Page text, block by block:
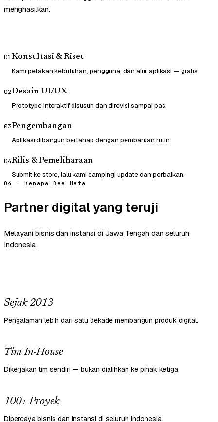
menghasilkan.
01Konsultasi & Riset
Kami petakan kebutuhan, pengguna, dan alur aplikasi — gratis.
02Desain UI/UX
Prototype interaktif disusun dan direvisi sampai pas.
03Pengembangan
Aplikasi dibangun bertahap dengan pembaruan rutin.
04Rilis & Pemeliharaan
Submit ke store, lalu kami dampingi update dan perbaikan.
04 — Kenapa Bee Mata
Partner digital yang teruji
Melayani bisnis dan instansi di Jawa Tengah dan seluruh
Indonesia.
Sejak 2013
Pengalaman lebih dari satu dekade membangun produk digital.
Tim In-House
Dikerjakan tim sendiri — bukan dialihkan ke pihak ketiga.
100+ Proyek
Dipercaya bisnis dan instansi di seluruh Indonesia.